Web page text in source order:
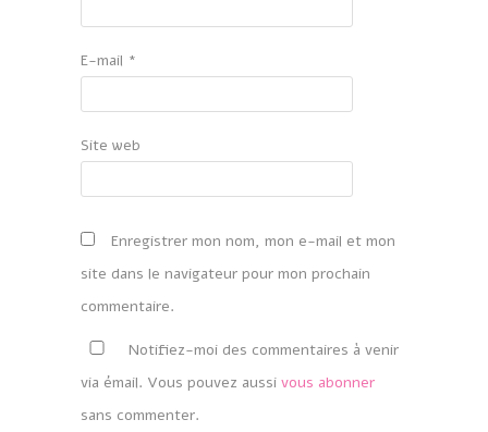
E-mail *
Site web
Enregistrer mon nom, mon e-mail et mon
site dans le navigateur pour mon prochain
commentaire.
Notifiez-moi des commentaires à venir
via émail. Vous pouvez aussi vous abonner
sans commenter.